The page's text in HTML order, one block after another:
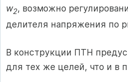
w2, возможно
делителя напряжения по
В конструкции ПТН
для тех же целей, что и в